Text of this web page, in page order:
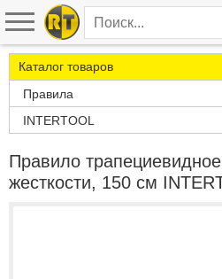
Каталог товаров
Правила
INTERTOOL
Правило
жесткости, 150 см